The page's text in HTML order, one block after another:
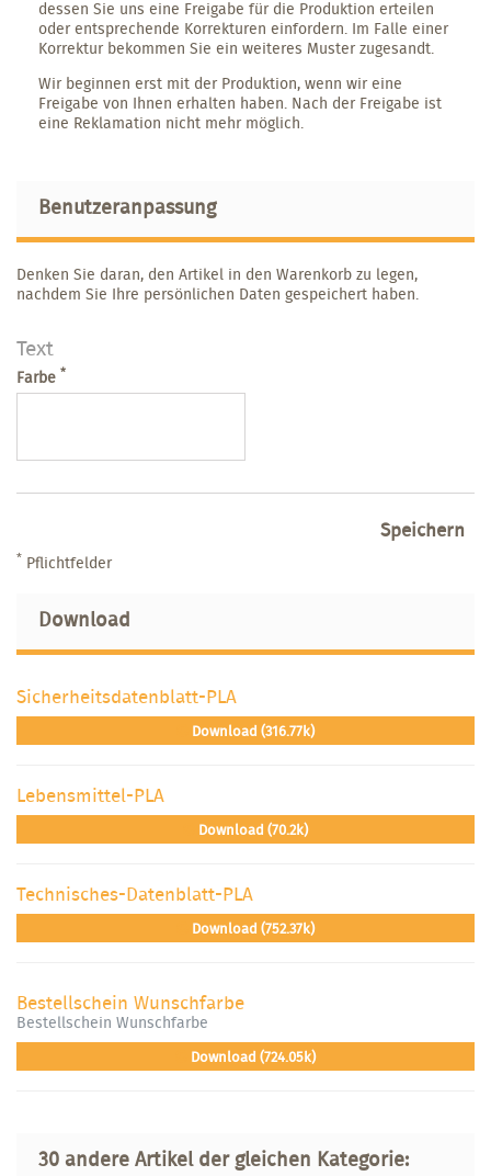
dessen Sie uns eine Freigabe für die Produktion erteilen
oder entsprechende Korrekturen einfordern. Im Falle einer
Korrektur bekommen Sie ein weiteres Muster zugesandt.
Wir beginnen erst mit der Produktion, wenn wir eine
Freigabe von Ihnen erhalten haben. Nach der Freigabe ist
eine Reklamation nicht mehr möglich.
Benutzeranpassung
Denken Sie daran, den Artikel in den Warenkorb zu legen,
nachdem Sie Ihre persönlichen Daten gespeichert haben.
Text
Farbe *
Speichern
* Pflichtfelder
Download
Sicherheitsdatenblatt-PLA
Download (316.77k)
Lebensmittel-PLA
Download (70.2k)
Technisches-Datenblatt-PLA
Download (752.37k)
Bestellschein Wunschfarbe
Bestellschein Wunschfarbe
Download (724.05k)
30 andere Artikel der gleichen Kategorie: